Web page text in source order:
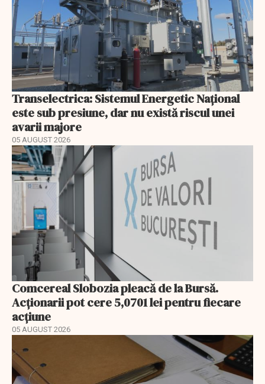
Transelectrica: Sistemul Energetic Național
este sub presiune, dar nu există riscul unei
avarii majore
05 AUGUST 2026
Comcereal Slobozia pleacă de la Bursă.
Acționarii pot cere 5,0701 lei pentru fiecare
acțiune
05 AUGUST 2026